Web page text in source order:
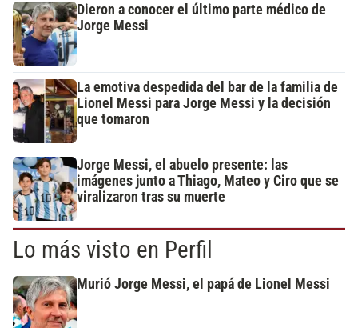
Dieron a conocer el último parte médico de
Jorge Messi
La emotiva despedida del bar de la familia de
Lionel Messi para Jorge Messi y la decisión
que tomaron
Jorge Messi, el abuelo presente: las
imágenes junto a Thiago, Mateo y Ciro que se
viralizaron tras su muerte
Lo más visto en Perfil
Murió Jorge Messi, el papá de Lionel Messi